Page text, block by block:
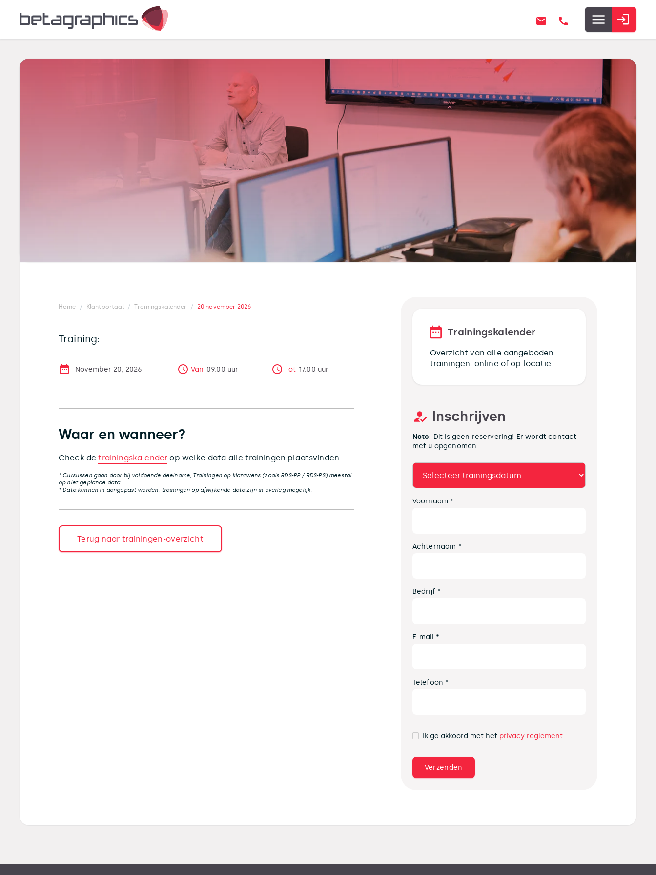
Home / Klantportaal / Trainingskalender / 20 november 2026
Training:
November 20, 2026 Van 09:00 uur Tot 17:00 uur
Waar en wanneer?
Check detrainingskalender op welke data alle trainingen plaatsvinden.
* Cursussen gaan door bij voldoende deelname, Trainingen op klantwens (zoals RDS-PP / RDS-PS) meestal
op niet geplande data.
* Data kunnen in aangepast worden, trainingen op afwijkende data zijn in overleg mogelijk.
Terug naar trainingen-overzicht
Trainingskalender
Overzicht van alle aangeboden
trainingen, online of op locatie.
Inschrijven
Note: Dit is geen reservering! Er wordt contact
met u opgenomen.
Voornaam *
Achternaam *
Bedrijf *
E-mail *
Telefoon *
Ik ga akkoord met het privacy reglement